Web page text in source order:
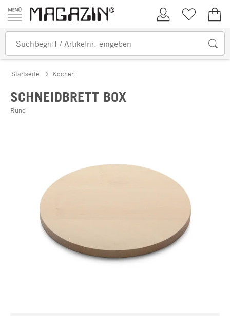
Zum Inhalt springen
Kundenkonto
Merkliste
Startseite Kochen
SCHNEIDBRETT BOX
Rund